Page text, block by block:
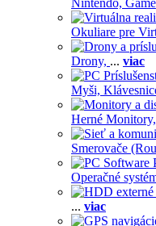
Nintendo,
Okuliare pre
Drony, ... viac
Myši,
Herné Monitory,
Smerovače
Operačné
... viac